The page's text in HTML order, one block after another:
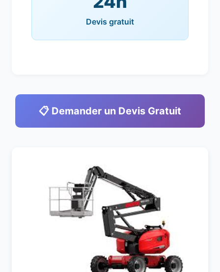
Devis gratuit
📋 Demander un Devis Gratuit